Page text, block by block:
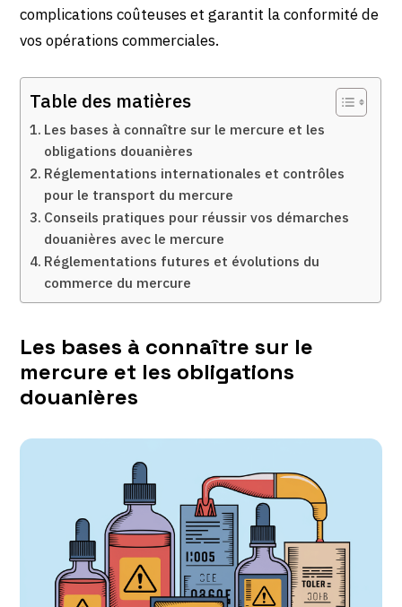
complications coûteuses et garantit la conformité de
vos opérations commerciales.
Table des matières
Les bases à connaître sur le mercure et les
obligations douanières
Réglementations internationales et contrôles
pour le transport du mercure
Conseils pratiques pour réussir vos démarches
douanières avec le mercure
Réglementations futures et évolutions du
commerce du mercure
Les bases à connaître sur le
mercure et les obligations
douanières